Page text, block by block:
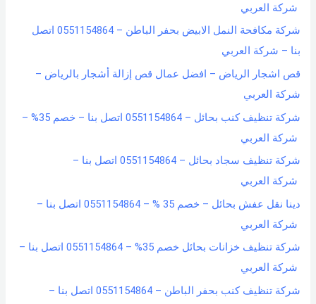
شركة العربي
شركة مكافحة النمل الابيض بحفر الباطن – 0551154864 اتصل
بنا – شركة العربي
قص اشجار الرياض – افضل عمال قص إزالة أشجار بالرياض –
شركة العربي
شركة تنظيف كنب بحائل – 0551154864 اتصل بنا – خصم 35% –
شركة العربي
شركة تنظيف سجاد بحائل – 0551154864 اتصل بنا –
شركة العربي
دينا نقل عفش بحائل – خصم 35 % – 0551154864 اتصل بنا –
شركة العربي
شركة تنظيف خزانات بحائل خصم 35% – 0551154864 اتصل بنا –
شركة العربي
شركة تنظيف كنب بحفر الباطن – 0551154864 اتصل بنا –